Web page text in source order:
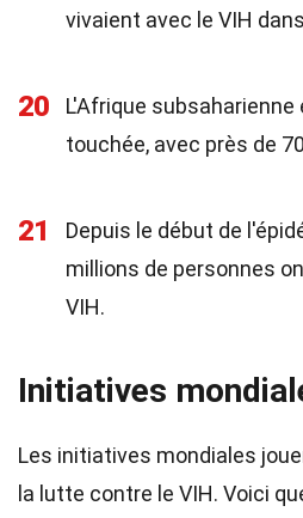
vivaient avec le VIH
20
L'Afrique
touchée, avec près de
21
Depuis le début de
millions de personnes
VIH.
Initiatives
Les initiatives mondiales
la lutte contre le VIH. Voici